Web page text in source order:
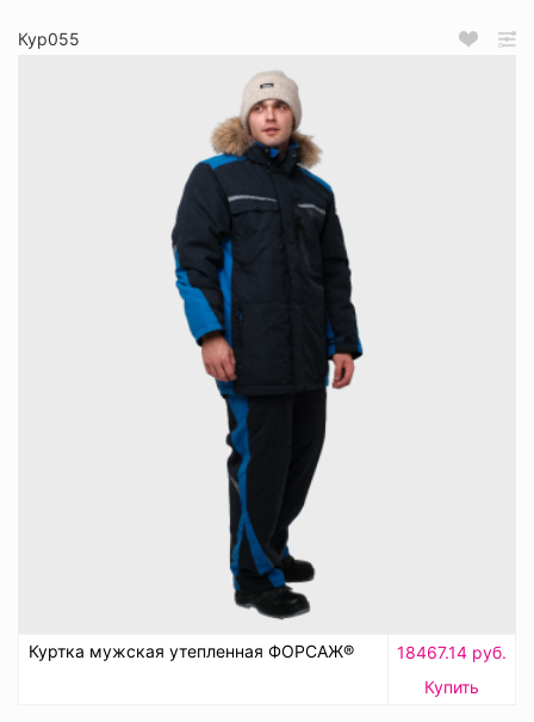
Кур055
Куртка мужская утепленная ФОРСАЖ®
18467.14 руб.
Купить